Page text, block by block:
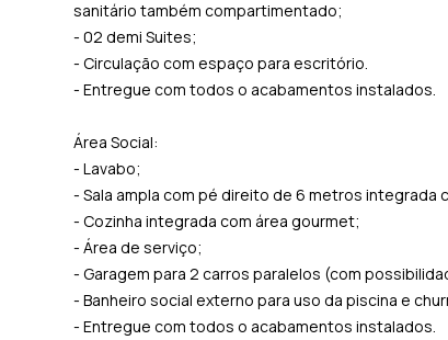
sanitário também compartimentado;
- 02 demi Suites;
- Circulação com espaço para escritório.
- Entregue com todos o acabamentos instalados.
Área Social:
- Lavabo;
- Sala ampla com pé direito de 6 metros integrada
- Cozinha integrada com área gourmet;
- Área de serviço;
- Garagem para 2 carros paralelos (com
- Banheiro social externo para uso da piscina e
- Entregue com todos o acabamentos instalados.